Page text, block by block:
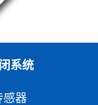
系统
感器